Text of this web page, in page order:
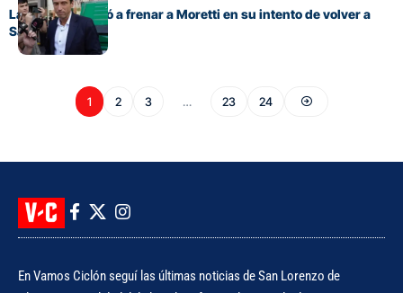
La Justicia volvió a frenar a Moretti en su intento de volver a
San Lorenzo
1 2 3 … 23 24
En Vamos Ciclón seguí las últimas noticias de San Lorenzo de